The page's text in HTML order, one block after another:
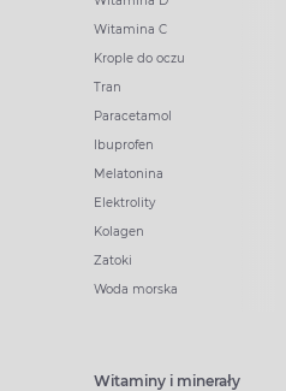
Witamina C
Krople do oczu
Tran
Paracetamol
Ibuprofen
Melatonina
Elektrolity
Kolagen
Zatoki
Woda morska
Witaminy i minerały